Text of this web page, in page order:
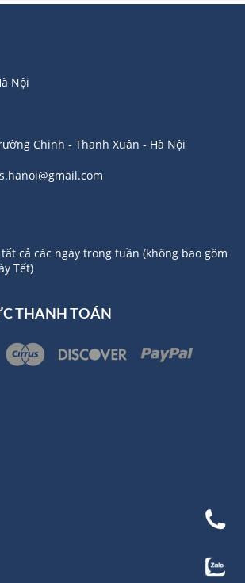
Nội
Chinh - Thanh Xuân - Hà Nội
cả các ngày trong tuần (không bao gồm
Tết)
THANH TOÁN